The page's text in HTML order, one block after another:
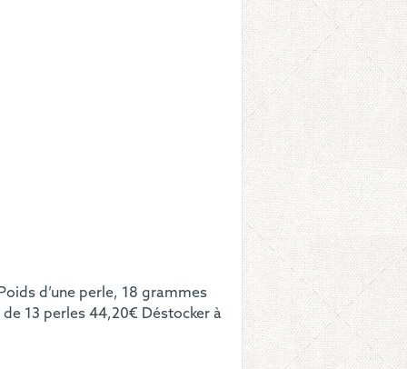
d’une perle, 18 grammes
13 perles 44,20€ Déstocker à